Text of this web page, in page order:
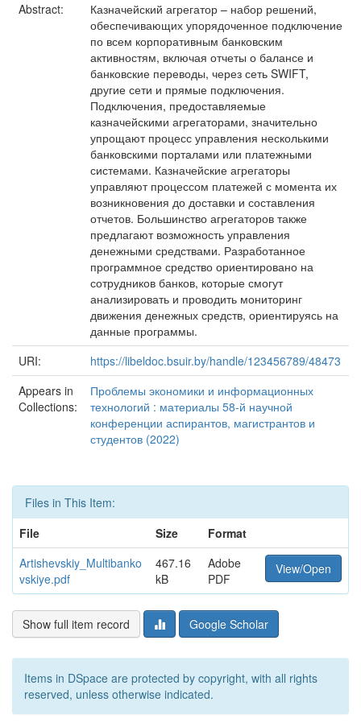
Abstract:
Казначейский агрегатор – набор решений,
обеспечивающих упорядоченное подключение
по всем корпоративным банковским
активностям, включая отчеты о балансе и
банковские переводы, через сеть SWIFT,
другие сети и прямые подключения.
Подключения, предоставляемые
казначейскими агрегаторами, значительно
упрощают процесс управления несколькими
банковскими порталами или платежными
системами. Казначейские агрегаторы
управляют процессом платежей с момента их
возникновения до доставки и составления
отчетов. Большинство агрегаторов также
предлагают возможность управления
денежными средствами. Разработанное
программное средство ориентировано на
сотрудников банков, которые смогут
анализировать и проводить мониторинг
движения денежных средств, ориентируясь на
данные программы.
URI:
https://libeldoc.bsuir.by/handle/123456789/48473
Appears in
Collections:
Проблемы экономики и информационных
технологий : материалы 58-й научной
конференции аспирантов, магистрантов и
студентов (2022)
Files in This Item:
File
Size
Format
Artishevskiy_Multibanko
vskiye.pdf
467.16
kB
Adobe
PDF
View/Open
Show full item record Google Scholar
Items in DSpace are protected by copyright, with all rights
reserved, unless otherwise indicated.